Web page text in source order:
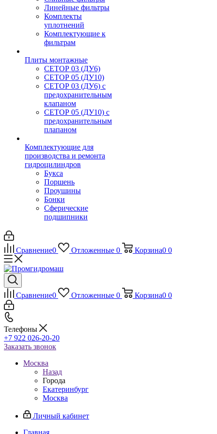
Линейные фильтры
Комплекты
уплотнений
Комплектующие к
фильтрам
Плиты монтажные
CЕТОР 03 (ДУ6)
CЕТОР 05 (ДУ10)
CЕТОР 03 (ДУ6) с
предохранительным
клапаном
CЕТОР 05 (ДУ10) с
предохранительным
плапаном
Комплектующие для
производства и ремонта
гидроцилиндров
Букса
Поршень
Проушины
Бонки
Сферические
подшипники
Сравнение0 Отложенные 0 Корзина0 0
Сравнение0 Отложенные 0 Корзина0 0
Телефоны
+7 922 026-20-20
Заказать звонок
Москва
Назад
Города
Екатеринбург
Москва
Личный кабинет
Главная